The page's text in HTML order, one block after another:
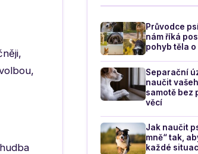
Průvodce
nám říká
pohyb těla
Separační
naučit
samotě bez
věcí
Jak naučit
mně“ tak,
každé